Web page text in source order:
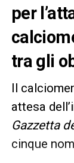
per
tra gli
Il
attesa
Gazzetta
cinque